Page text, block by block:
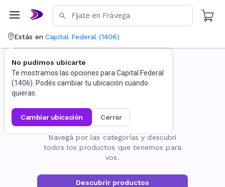
Estás en Capital Federal (1406)
No pudimos ubicarte
Te mostramos las opciones para Capital Federal
(1406). Podés cambiar tu ubicación cuando
quieras.
cambiar ubicación cerrar
La página no existe
Navegá por las categorías y descubrí
todos los productos que tenemos para
vos.
Descubrir productos